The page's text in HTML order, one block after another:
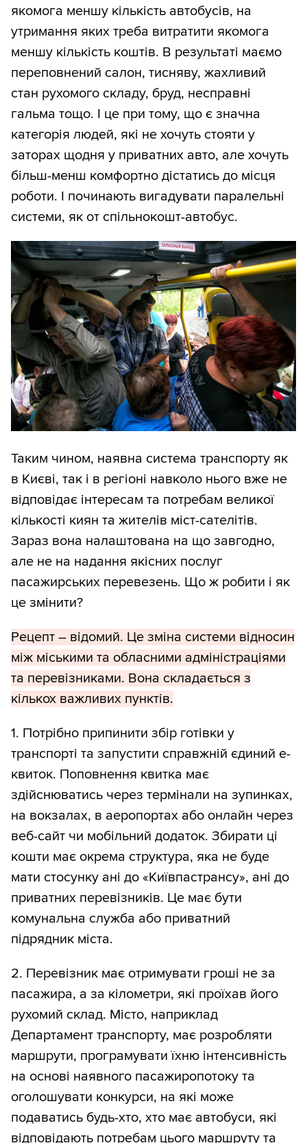
якомога меншу кількість автобусів, на
утримання яких треба витратити якомога
меншу кількість коштів. В результаті маємо
переповнений салон, тисняву, жахливий
стан рухомого складу, бруд, несправні
гальма тощо. І це при тому, що є значна
категорія людей, які не хочуть стояти у
заторах щодня у приватних авто, але хочуть
більш-менш комфортно дістатись до місця
роботи. І починають вигадувати паралельні
системи, як от спільнокошт-автобус.
Таким чином, наявна система транспорту як
в Києві, так і в регіоні навколо нього вже не
відповідає інтересам та потребам великої
кількості киян та жителів міст-сателітів.
Зараз вона налаштована на що завгодно,
але не на надання якісних послуг
пасажирських перевезень. Що ж робити і як
це змінити?
Рецепт – відомий. Це зміна системи відносин
між міськими та обласними адміністраціями
та перевізниками. Вона складається з
кількох важливих пунктів.
1. Потрібно припинити збір готівки у
транспорті та запустити справжній єдиний е-
квиток. Поповнення квитка має
здійснюватись через термінали на зупинках,
на вокзалах, в аеропортах або онлайн через
веб-сайт чи мобільний додаток. Збирати ці
кошти має окрема структура, яка не буде
мати стосунку ані до «Київпастрансу», ані до
приватних перевізників. Це має бути
комунальна служба або приватний
підрядник міста.
2. Перевізник має отримувати гроші не за
пасажира, а за кілометри, які проїхав його
рухомий склад. Місто, наприклад
Департамент транспорту, має розробляти
маршрути, програмувати їхню інтенсивність
на основі наявного пасажиропотоку та
оголошувати конкурси, на які може
подаватись будь-хто, хто має автобуси, які
відповідають потребам цього маршруту та